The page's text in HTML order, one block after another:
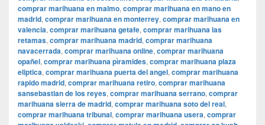
comprar marihuana en malmo, comprar marihuana en mano en
madrid, comprar marihuana en monterrey, comprar marihuana en
valencia, comprar marihuana getafe, comprar marihuana las
retamas, comprar marihuana madrid, comprar marihuana
navacerrada, comprar marihuana online, comprar marihuana
opañel, comprar marihuana pìramides, comprar marihuana plaza
eliptica, comprar marihuana puerta del angel, comprar marihuana
rapido madrid, comprar marihuana retiro, comprar marihuana
sansebastian de los reyes, comprar marihuana serrano, comprar
marihuana sierra de madrid, comprar marihuana soto del real,
comprar marihuana tribunal, comprar marihuana usera, comprar